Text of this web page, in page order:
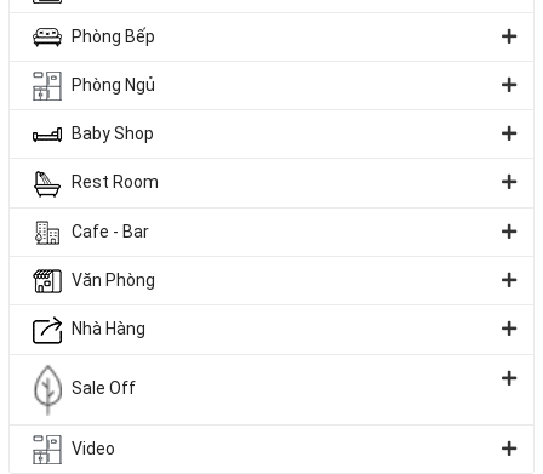
Phòng Bếp
Phòng Ngủ
Baby Shop
Rest Room
Cafe - Bar
Văn Phòng
Nhà Hàng
Sale Off
Video